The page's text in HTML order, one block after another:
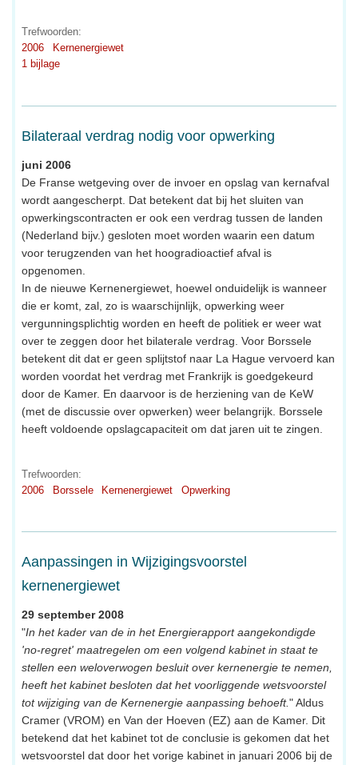
Trefwoorden:
2006
Kernenergiewet
1 bijlage
Bilateraal verdrag nodig voor opwerking
juni 2006
De Franse wetgeving over de invoer en opslag van kernafval
wordt aangescherpt. Dat betekent dat bij het sluiten van
opwerkingscontracten er ook een verdrag tussen de landen
(Nederland bijv.) gesloten moet worden waarin een datum
voor terugzenden van het hoogradioactief afval is
opgenomen.
In de nieuwe Kernenergiewet, hoewel onduidelijk is wanneer
die er komt, zal, zo is waarschijnlijk, opwerking weer
vergunningsplichtig worden en heeft de politiek er weer wat
over te zeggen door het bilaterale verdrag. Voor Borssele
betekent dit dat er geen splijtstof naar La Hague vervoerd kan
worden voordat het verdrag met Frankrijk is goedgekeurd
door de Kamer. En daarvoor is de herziening van de KeW
(met de discussie over opwerken) weer belangrijk. Borssele
heeft voldoende opslagcapaciteit om dat jaren uit te zingen.
Trefwoorden:
2006
Borssele Kernenergiewet Opwerking
Aanpassingen in Wijzigingsvoorstel
kernenergiewet
29 september 2008
"In het kader van de in het Energierapport aangekondigde
'no-regret' maatregelen om een volgend kabinet in staat te
stellen een weloverwogen besluit over kernenergie te nemen,
heeft het kabinet besloten dat het voorliggende wetsvoorstel
tot wijziging van de Kernenergie aanpassing behoeft." Aldus
Cramer (VROM) en Van der Hoeven (EZ) aan de Kamer. Dit
betekend dat het kabinet tot de conclusie is gekomen dat het
wetsvoorstel dat door het vorige kabinet in januari 2006 bij de